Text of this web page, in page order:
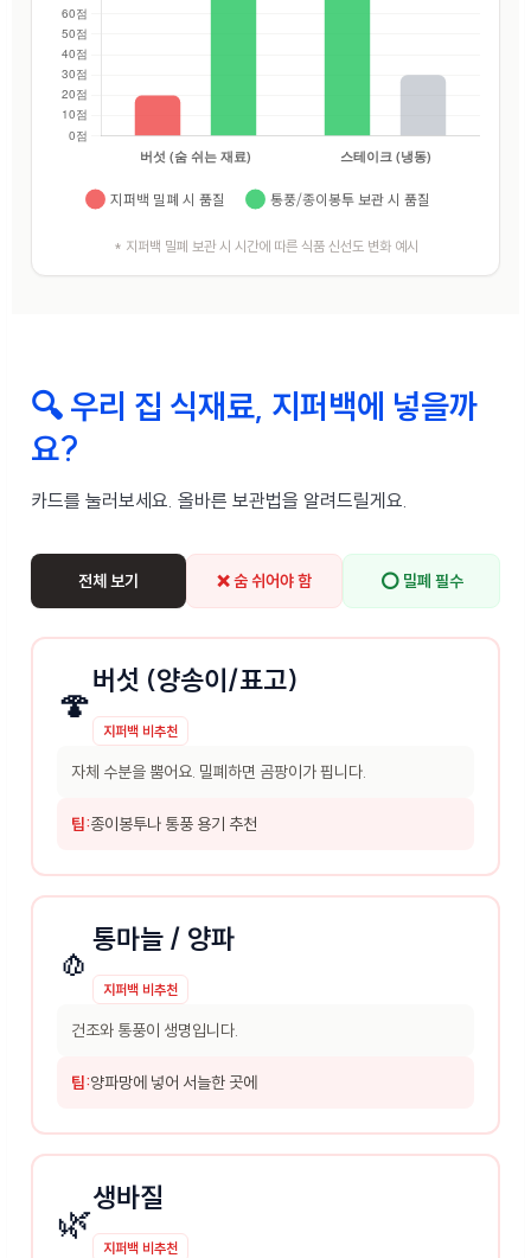
* 지퍼백 밀폐 보관 시 시간에 따른 식품 신선도 변화 예시
🔍 우리 집 식재료, 지퍼백에 넣을까
요?
카드를 눌러보세요. 올바른 보관법을 알려드릴게요.
전체 보기 ❌ 숨 쉬어야 함 ⭕ 밀폐 필수
🍄
버섯 (양송이/표고)
지퍼백 비추천
자체 수분을 뿜어요. 밀폐하면 곰팡이가 핍니다.
팁:종이봉투나 통풍 용기 추천
🧄
통마늘 / 양파
지퍼백 비추천
건조와 통풍이 생명입니다.
팁:양파망에 넣어 서늘한 곳에
🌿
생바질
지퍼백 비추천